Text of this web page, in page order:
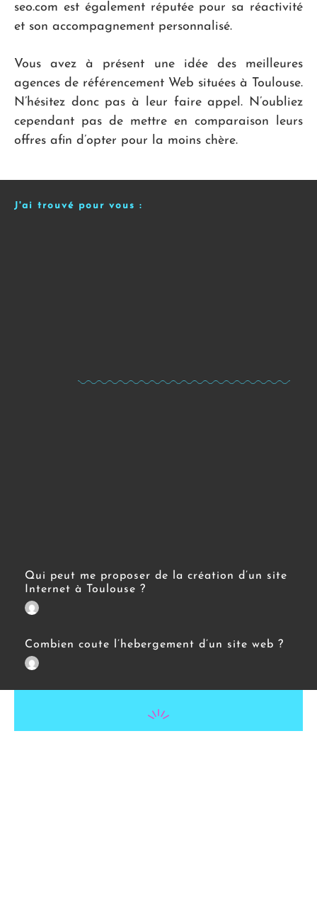
seo.com est également réputée pour sa réactivité
et son accompagnement personnalisé.
Vous avez à présent une idée des meilleures
agences de référencement Web situées à Toulouse.
N’hésitez donc pas à leur faire appel. N’oubliez
cependant pas de mettre en comparaison leurs
offres afin d’opter pour la moins chère.
J'ai trouvé pour vous :
Qui peut me proposer de la création d’un site
Internet à Toulouse ?
Combien coute l’hebergement d’un site web ?